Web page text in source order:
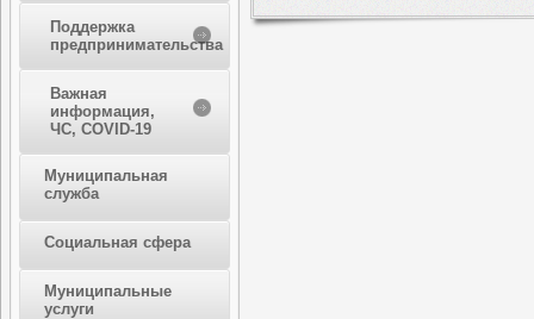
Поддержка
предпринимательства
Важная
информация,
ЧС, COVID-19
Муниципальная
служба
Социальная сфера
Муниципальные
услуги